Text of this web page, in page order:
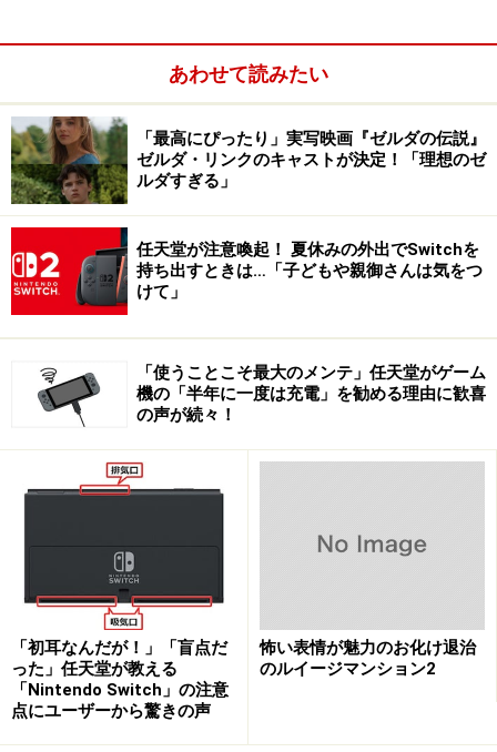
あわせて読みたい
「最高にぴったり」実写映画『ゼルダの伝説』
ゼルダ・リンクのキャストが決定！「理想のゼ
ルダすぎる」
任天堂が注意喚起！ 夏休みの外出でSwitchを
持ち出すときは…「子どもや親御さんは気をつ
けて」
「使うことこそ最大のメンテ」任天堂がゲーム
機の「半年に一度は充電」を勧める理由に歓喜
の声が続々！
「初耳なんだが！」「盲点だ
った」任天堂が教える
「Nintendo Switch」の注意
点にユーザーから驚きの声
怖い表情が魅力のお化け退治
のルイージマンション2